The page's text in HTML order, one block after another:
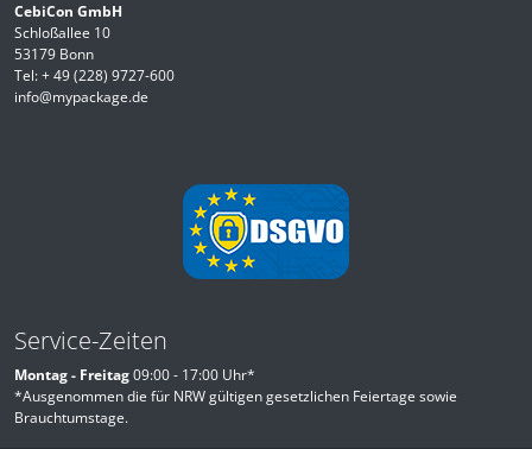
CebiCon GmbH
Schloßallee 10
53179 Bonn
Tel:+ 49 (228) 9727-600
info@mypackage.de
Service-Zeiten
Montag - Freitag09:00 - 17:00 Uhr*
*Ausgenommen die für NRW gültigen gesetzlichen Feiertage sowie
Brauchtumstage.